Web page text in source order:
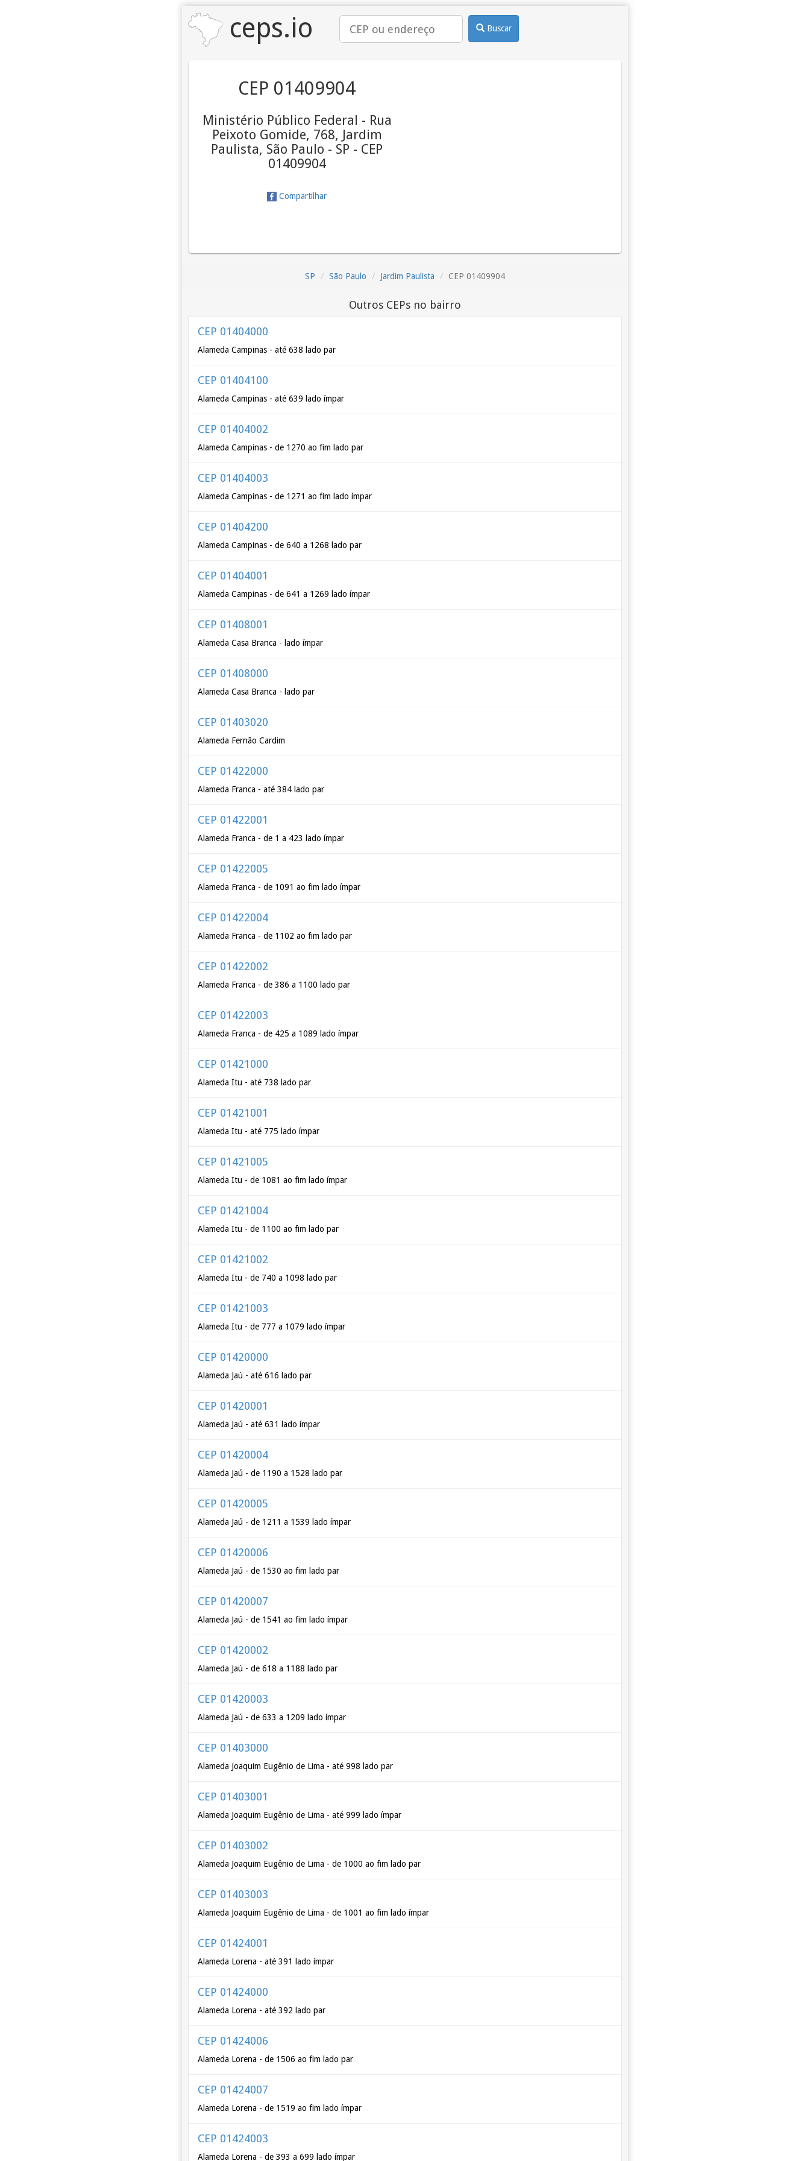
ceps.io Buscar
CEP 01409904
Ministério Público Federal - Rua
Peixoto Gomide, 768, Jardim
Paulista, São Paulo - SP - CEP
01409904
Compartilhar
SP São Paulo Jardim Paulista CEP 01409904
Outros CEPs no bairro
CEP 01404000
Alameda Campinas - até 638 lado par
CEP 01404100
Alameda Campinas - até 639 lado ímpar
CEP 01404002
Alameda Campinas - de 1270 ao fim lado par
CEP 01404003
Alameda Campinas - de 1271 ao fim lado ímpar
CEP 01404200
Alameda Campinas - de 640 a 1268 lado par
CEP 01404001
Alameda Campinas - de 641 a 1269 lado ímpar
CEP 01408001
Alameda Casa Branca - lado ímpar
CEP 01408000
Alameda Casa Branca - lado par
CEP 01403020
Alameda Fernão Cardim
CEP 01422000
Alameda Franca - até 384 lado par
CEP 01422001
Alameda Franca - de 1 a 423 lado ímpar
CEP 01422005
Alameda Franca - de 1091 ao fim lado ímpar
CEP 01422004
Alameda Franca - de 1102 ao fim lado par
CEP 01422002
Alameda Franca - de 386 a 1100 lado par
CEP 01422003
Alameda Franca - de 425 a 1089 lado ímpar
CEP 01421000
Alameda Itu - até 738 lado par
CEP 01421001
Alameda Itu - até 775 lado ímpar
CEP 01421005
Alameda Itu - de 1081 ao fim lado ímpar
CEP 01421004
Alameda Itu - de 1100 ao fim lado par
CEP 01421002
Alameda Itu - de 740 a 1098 lado par
CEP 01421003
Alameda Itu - de 777 a 1079 lado ímpar
CEP 01420000
Alameda Jaú - até 616 lado par
CEP 01420001
Alameda Jaú - até 631 lado ímpar
CEP 01420004
Alameda Jaú - de 1190 a 1528 lado par
CEP 01420005
Alameda Jaú - de 1211 a 1539 lado ímpar
CEP 01420006
Alameda Jaú - de 1530 ao fim lado par
CEP 01420007
Alameda Jaú - de 1541 ao fim lado ímpar
CEP 01420002
Alameda Jaú - de 618 a 1188 lado par
CEP 01420003
Alameda Jaú - de 633 a 1209 lado ímpar
CEP 01403000
Alameda Joaquim Eugênio de Lima - até 998 lado par
CEP 01403001
Alameda Joaquim Eugênio de Lima - até 999 lado ímpar
CEP 01403002
Alameda Joaquim Eugênio de Lima - de 1000 ao fim lado par
CEP 01403003
Alameda Joaquim Eugênio de Lima - de 1001 ao fim lado ímpar
CEP 01424001
Alameda Lorena - até 391 lado ímpar
CEP 01424000
Alameda Lorena - até 392 lado par
CEP 01424006
Alameda Lorena - de 1506 ao fim lado par
CEP 01424007
Alameda Lorena - de 1519 ao fim lado ímpar
CEP 01424003
Alameda Lorena - de 393 a 699 lado ímpar